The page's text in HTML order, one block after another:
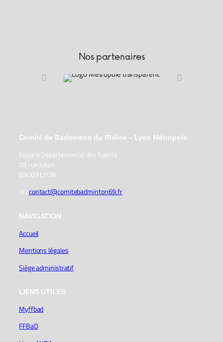
Nos partenaires
Comité de Badminton du Rhône – Lyon Métropole
Espace Départemental des Sports
28 rue Julien
69003 LYON
✉️ contact@comitebadminton69.fr
NAVIGATION
Accueil
Mentions légales
Siège administratif
LIENS UTILES
Myffbad
FFBaD